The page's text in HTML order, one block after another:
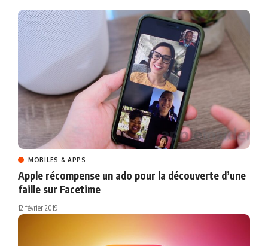
MOBILES & APPS
Apple récompense un ado pour la découverte d’une
faille sur Facetime
12 février 2019